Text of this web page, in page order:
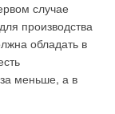
случае
производства
обладать в
меньше, а в